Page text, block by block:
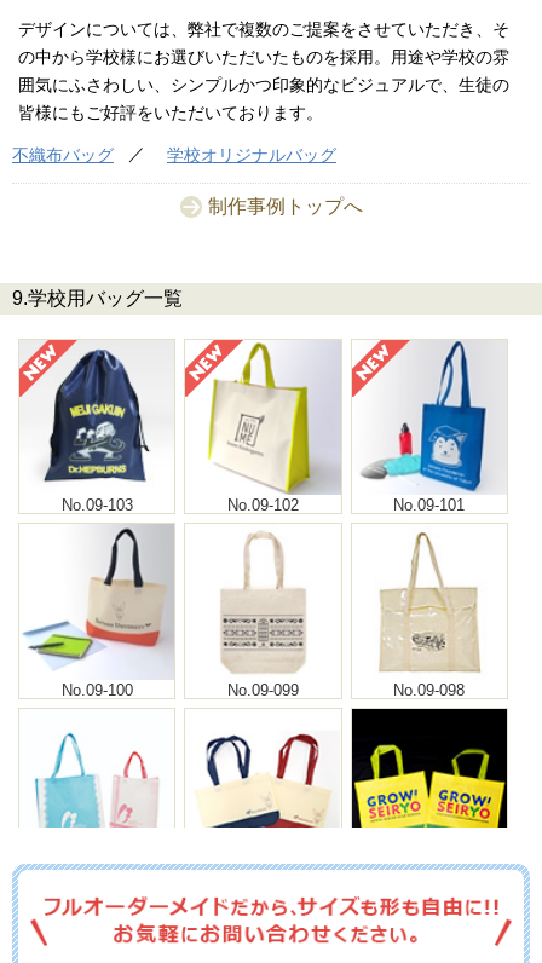
デザインについては、弊社で複数のご提案をさせていただき、そ
の中から学校様にお選びいただいたものを採用。用途や学校の雰
囲気にふさわしい、シンプルかつ印象的なビジュアルで、生徒の
皆様にもご好評をいただいております。
不織布バッグ 学校オリジナルバッグ
制作事例トップへ
9.学校用バッグ一覧
No.09-103 No.09-102 No.09-101
No.09-100 No.09-099 No.09-098
No.09-096 No.09-095 No.09-094